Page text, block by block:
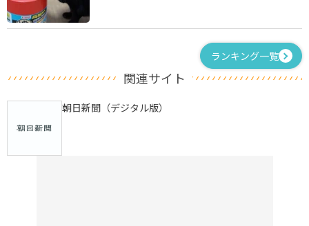
ランキング一覧
関連サイト
朝日新聞（デジタル版）